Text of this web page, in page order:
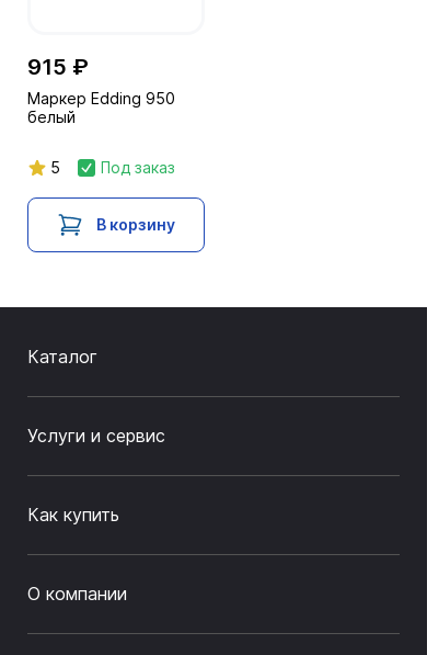
915 ₽
Маркер Edding 950
белый
5 Под заказ
В корзину
Каталог
Услуги и сервис
Как купить
О компании